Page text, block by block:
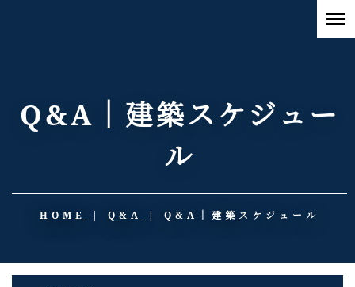
Q&A｜建築スケジュー
ル
HOME | Q&A | Q&A｜建築スケジュール